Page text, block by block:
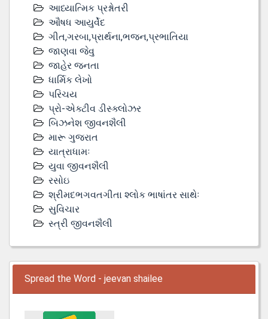
આધ્યાત્મિક પ્રશ્નોતરી
ઔષધ આયુર્વેદ
ગીત,ગરબા,પ્રાર્થના,ભજન,પ્રભાતિયા
જાણવા જેવુ
જાહેર જનતા
ધાર્મિક લેખો
પરિચય
પ્રો-એક્ટીવ ડીસ્‍ક્લોઝર
બિઝનેશ જીવનશૈલી
મારૂ ગુજરાત
યાત્રાધામઃ
યુવા જીવનશૈલી
રસોઇ
શ્રીમદભગવતગીતા શ્લોક ભાષાંતર સાથેઃ
સુવિચાર
સ્ત્રી જીવનશૈલી
Spread the Word - jeevan shailee